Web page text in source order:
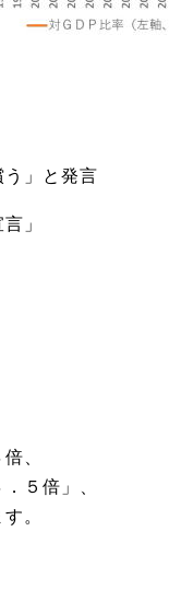
う」と発言
」
、
５倍」、
。